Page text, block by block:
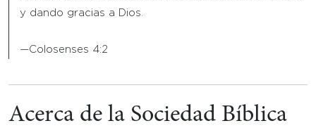
y dando gracias a Dios.
—Colosenses 4:2
Acerca de la Sociedad Bíblica